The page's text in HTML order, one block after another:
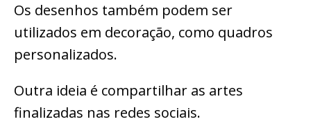
Os desenhos também podem ser
utilizados em decoração, como quadros
personalizados.
Outra ideia é compartilhar as artes
finalizadas nas redes sociais.